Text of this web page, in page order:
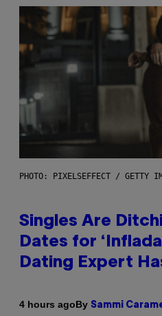
PHOTO: PIXELSEFFECT / GETTY
Singles Are
Dates for
Dating Expert
4 hours agoBy Sammi